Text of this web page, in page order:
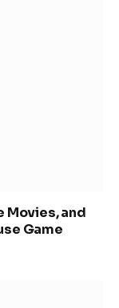
Movies, and
Game